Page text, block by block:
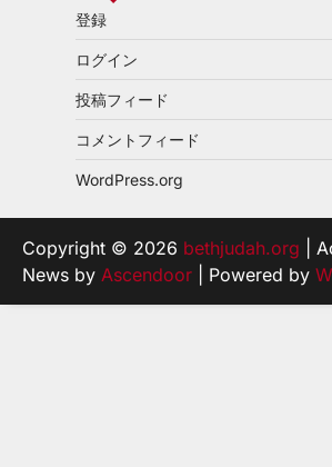
登録
ログイン
投稿フィード
コメントフィード
WordPress.org
Copyright © 2026 bethjudah.org |
News by Ascendoor | Powered by